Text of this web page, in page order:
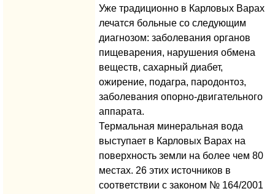
Уже традиционно в Карловых Варах
лечатся больные со следующим
диагнозом: заболевания органов
пищеварения, нарушения обмена
веществ, сахарный диабет,
ожирение, подагра, пародонтоз,
заболевания опорно-двигательного
аппарата.
Термальная минеральная вода
выступает в Карловых Варах на
поверхность земли на более чем 80
местах. 26 этих источников в
соответствии с законом № 164/2001